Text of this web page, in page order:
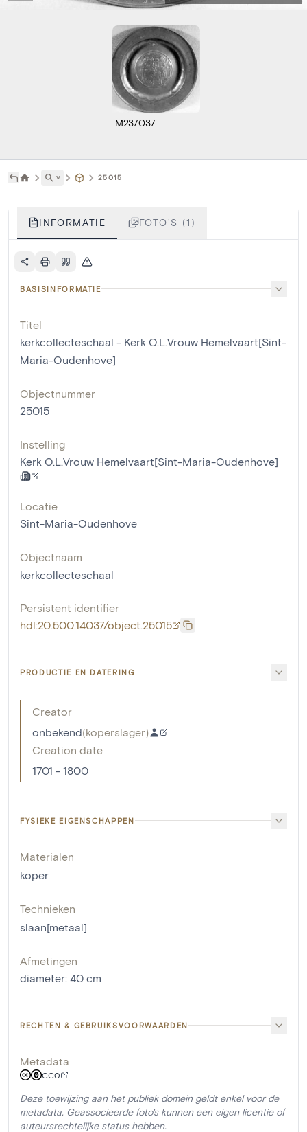
M237037
˅ 25015
INFORMATIE FOTO'S (1)
BASISINFORMATIE
Titel
kerkcollecteschaal - Kerk O.L.Vrouw Hemelvaart[Sint-
Maria-Oudenhove]
Objectnummer
25015
Instelling
Kerk O.L.Vrouw Hemelvaart[Sint-Maria-Oudenhove]
Locatie
Sint-Maria-Oudenhove
Objectnaam
kerkcollecteschaal
Persistent identifier
hdl:20.500.14037/object.25015
PRODUCTIE EN DATERING
Creator
onbekend(koperslager)
Creation date
1701 - 1800
FYSIEKE EIGENSCHAPPEN
Materialen
koper
Technieken
slaan[metaal]
Afmetingen
diameter: 40 cm
RECHTEN & GEBRUIKSVOORWAARDEN
Metadata
CC0
Deze toewijzing aan het publiek domein geldt enkel voor de
metadata. Geassocieerde foto's kunnen een eigen licentie of
auteursrechtelijke status hebben.